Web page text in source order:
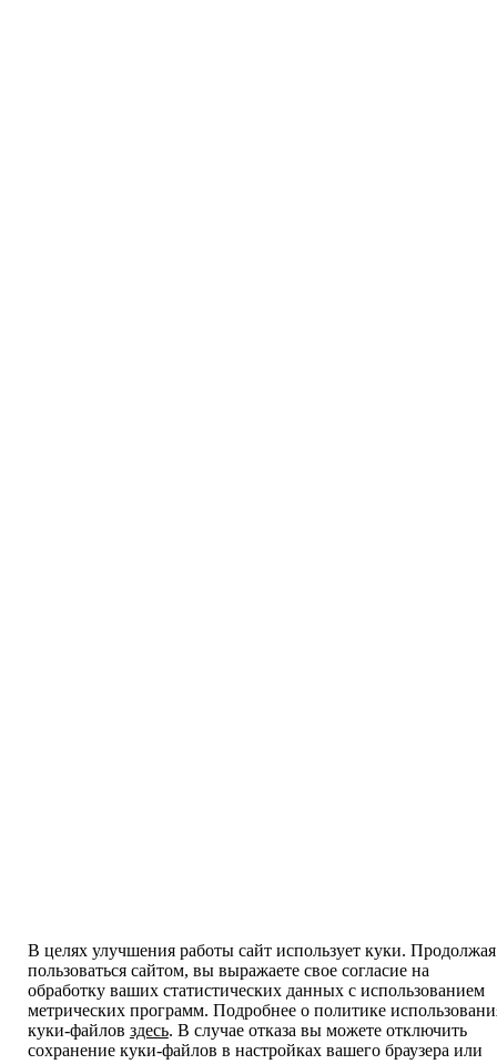
В целях улучшения работы сайт использует куки. Продолжая
пользоваться сайтом, вы выражаете свое согласие на
обработку ваших статистических данных с использованием
метрических программ. Подробнее о политике
куки-файлов здесь. В случае отказа вы можете отключить
сохранение куки-файлов в настройках вашего браузера или